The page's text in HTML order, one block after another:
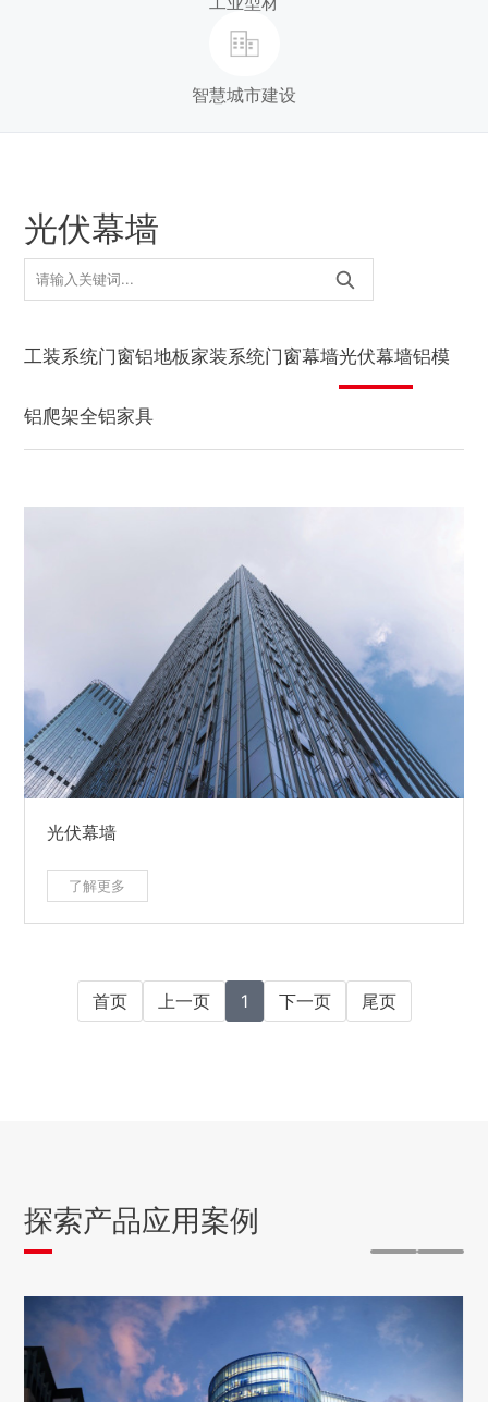
智慧城市建设
光伏幕墙
工装系统门窗铝地板家装系统门窗幕墙光伏幕墙铝模
铝爬架全铝家具
光伏幕墙
了解更多
首页 上一页 1 下一页 尾页
探索产品应用案例